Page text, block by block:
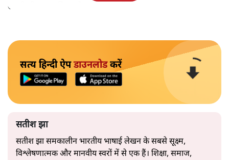
उतनी ही अनुमानित और दोहराव भरी।
सत्य हिन्दी ऐपडाउनलोडकरें
सतीश झा
सतीश झा समकालीन भारतीय भाषाई लेखन के सबसे सूक्ष्म,
विश्लेषणात्मक और मानवीय स्वरों में से एक हैं। शिक्षा, समाज,